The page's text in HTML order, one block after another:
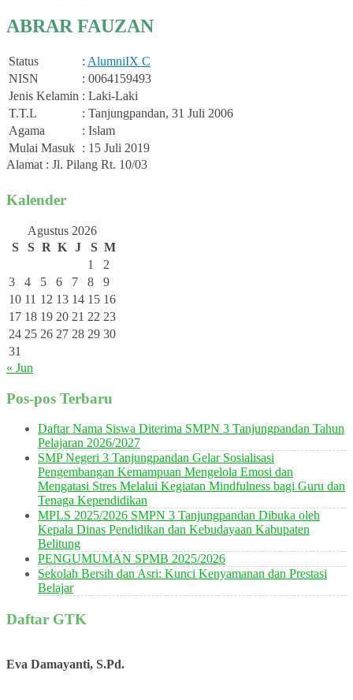
ABRAR FAUZAN
Status : AlumniIX C
NISN
: 0064159493
Jenis Kelamin : Laki-Laki
T.T.L
: Tanjungpandan, 31 Juli 2006
Agama
: Islam
Mulai Masuk : 15 Juli 2019
Alamat : Jl. Pilang Rt. 10/03
Kalender
Agustus 2026
S
S R K J S M
1
2
3
4 5 6 7 8
9
10 11 12 13 14 15 16
17 18 19 20 21 22 23
24 25 26 27 28 29 30
31
« Jun
Pos-pos Terbaru
Daftar Nama Siswa Diterima SMPN 3 Tanjungpandan Tahun
Pelajaran 2026/2027
SMP Negeri 3 Tanjungpandan Gelar Sosialisasi
Pengembangan Kemampuan Mengelola Emosi dan
Mengatasi Stres Melalui Kegiatan Mindfulness bagi Guru dan
Tenaga Kependidikan
MPLS 2025/2026 SMPN 3 Tanjungpandan Dibuka oleh
Kepala Dinas Pendidikan dan Kebudayaan Kabupaten
Belitung
PENGUMUMAN SPMB 2025/2026
Sekolah Bersih dan Asri: Kunci Kenyamanan dan Prestasi
Belajar
Daftar GTK
Eva Damayanti, S.Pd.